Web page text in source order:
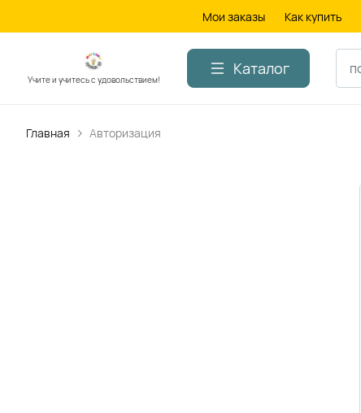
Мои заказы Как купить
Учите и учитесь с удовольствием!
Каталог
Главная Авторизация